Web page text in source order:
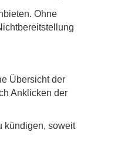
Ohne
Übersicht der
Anklicken der
kündigen, soweit